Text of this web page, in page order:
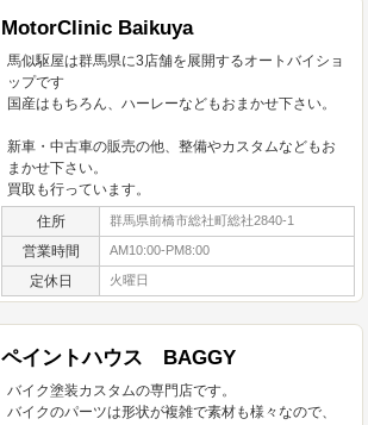
MotorClinic Baikuya
馬似駆屋は群馬県に3店舗を展開するオートバイショ
ップです
国産はもちろん、ハーレーなどもおまかせ下さい。
新車・中古車の販売の他、整備やカスタムなどもお
まかせ下さい。
買取も行っています。
住所 群馬県前橋市総社町総社2840-1
営業時間 AM10:00-PM8:00
定休日 火曜日
ペイントハウス BAGGY
バイク塗装カスタムの専門店です。
バイクのパーツは形状が複雑で素材も様々なので、